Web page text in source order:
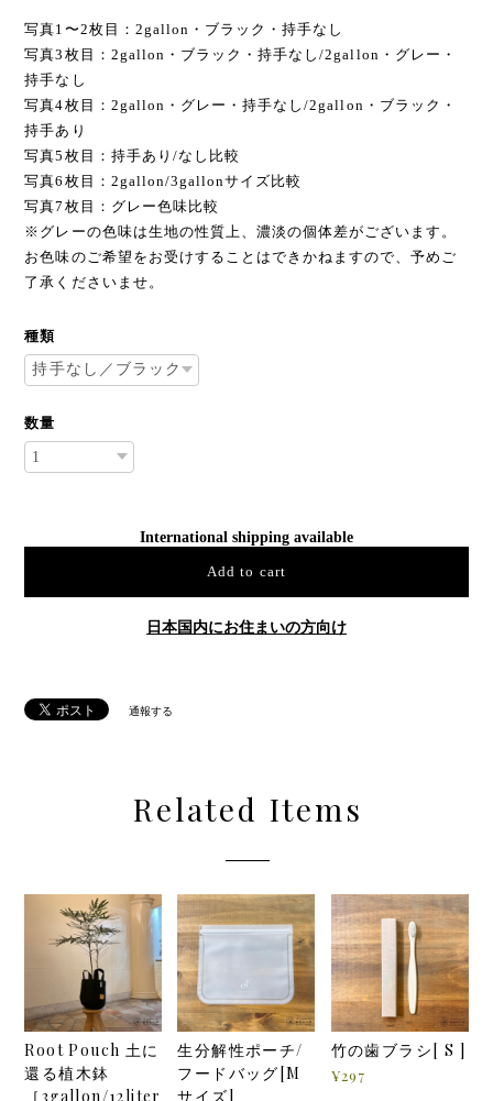
写真1〜2枚目：2gallon・ブラック・持手なし
写真3枚目：2gallon・ブラック・持手なし/2gallon・グレー・
持手なし
写真4枚目：2gallon・グレー・持手なし/2gallon・ブラック・
持手あり
写真5枚目：持手あり/なし比較
写真6枚目：2gallon/3gallonサイズ比較
写真7枚目：グレー色味比較
※グレーの色味は生地の性質上、濃淡の個体差がございます。
お色味のご希望をお受けすることはできかねますので、予めご
了承くださいませ。
種類
数量
International shipping available
Add to cart
日本国内にお住まいの方向け
通報する
Related Items
Root Pouch 土に
還る植木鉢
［3gallon/12liter
生分解性ポーチ/
フードバッグ[M
サイズ]
竹の歯ブラシ[ S ]
¥297